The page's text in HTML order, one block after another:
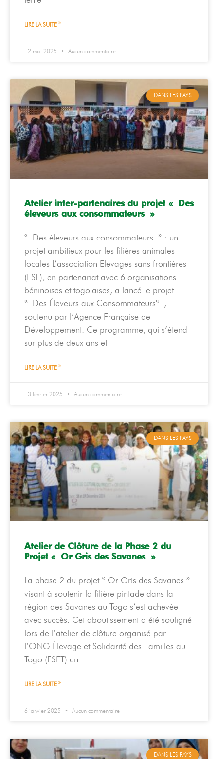
LIRE LA SUITE »
12 mai 2025 Aucun commentaire
DANS LES PAYS
Atelier inter-partenaires du projet « Des
éleveurs aux consommateurs »
« Des éleveurs aux consommateurs » : un
projet ambitieux pour les filières animales
locales L’association Elevages sans frontières
(ESF), en partenariat avec 6 organisations
béninoises et togolaises, a lancé le projet
« Des Éleveurs aux Consommateurs« ,
soutenu par l’Agence Française de
Développement. Ce programme, qui s’étend
sur plus de deux ans et
LIRE LA SUITE »
13 février 2025 Aucun commentaire
DANS LES PAYS
Atelier de Clôture de la Phase 2 du
Projet « Or Gris des Savanes »
La phase 2 du projet « Or Gris des Savanes »
visant à soutenir la filière pintade dans la
région des Savanes au Togo s’est achevée
avec succès. Cet aboutissement a été souligné
lors de l’atelier de clôture organisé par
l’ONG Élevage et Solidarité des Familles au
Togo (ESFT) en
LIRE LA SUITE »
6 janvier 2025 Aucun commentaire
DANS LES PAYS